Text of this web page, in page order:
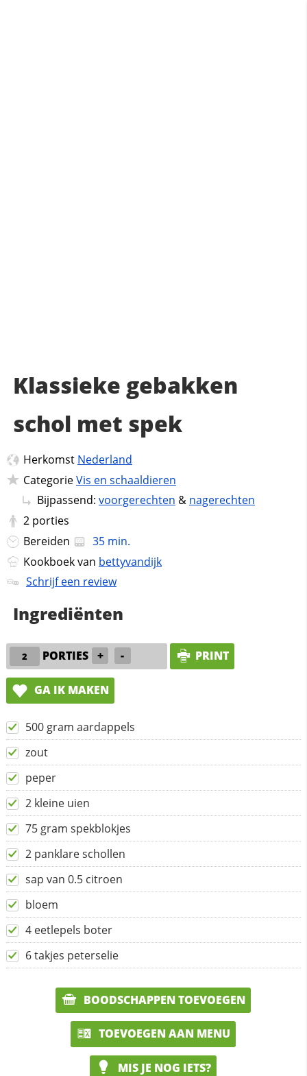
Klassieke gebakken
schol met spek
Herkomst Nederland
CategorieVis en schaaldieren
Bijpassend: voorgerechten & nagerechten
2 porties
Bereiden
35 min.
Kookboek van bettyvandijk
Schrijf een review
Ingrediënten
PORTIES + - PRINT
GA IK MAKEN
500 gram aardappels
zout
peper
2 kleine uien
75 gram spekblokjes
2 panklare schollen
sap van 0.5 citroen
bloem
4 eetlepels boter
6 takjes peterselie
BOODSCHAPPEN TOEVOEGEN
TOEVOEGEN AAN MENU
MIS JE NOG IETS?